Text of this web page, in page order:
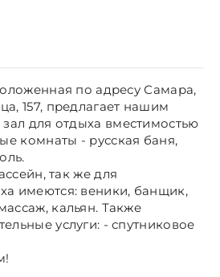
по адресу Самара,
157, предлагает нашим
для отдыха вместимостью
комнаты - русская баня,
так же для
имеются: веники, банщик,
кальян. Также
услуги: - спутниковое